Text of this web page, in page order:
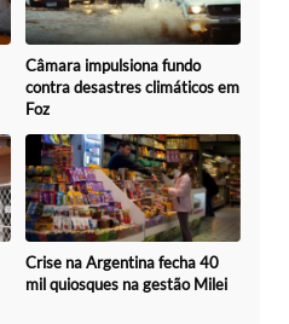
Câmara impulsiona fundo
contra desastres climáticos em
Foz
Crise na Argentina fecha 40
mil quiosques na gestão Milei